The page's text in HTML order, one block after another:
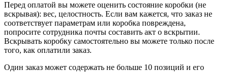
Перед оплатой вы можете оценить состояние коробки (не
вскрывая): вес, целостность. Если вам кажется, что заказ не
соответствует параметрам или коробка повреждена,
попросите сотрудника почты составить акт о вскрытии.
Вскрывать коробку самостоятельно вы можете только после
того, как оплатили заказ.
Один заказ может содержать не больше 10 позиций и его